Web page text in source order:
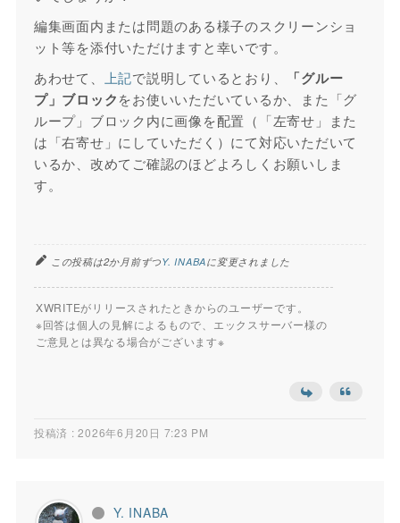
編集画面内または問題のある様子のスクリーンショ
ット等を添付いただけますと幸いです。
あわせて、
上記で説明しているとおり、
「グルー
プ」ブロックをお使いいただいているか、また「グ
ループ」ブロック内に画像を配置（「左寄せ」また
は「右寄せ」にしていただく）にて対応いただいて
いるか、改めてご確認のほどよろしくお願いしま
す。
この投稿は2か月前ずつY. INABAに変更されました
XWRITEがリリースされたときからのユーザーです。
※回答は個人の見解によるもので、エックスサーバー様の
ご意見とは異なる場合がございます※
投稿済 : 2026年6月20日 7:23 PM
Y. INABA